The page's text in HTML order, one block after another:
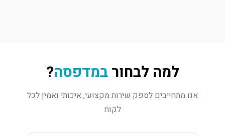
למה לבחורבמדפסה?
אנו מתחייבים לספק שירות מקצועי, איכותי ואמין לכל
לקוח